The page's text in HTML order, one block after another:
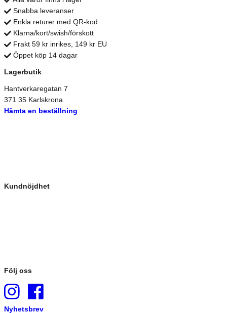
Snabba leveranser
Enkla returer med QR-kod
Klarna/kort/swish/förskott
Frakt 59 kr inrikes, 149 kr EU
Öppet köp 14 dagar
Lagerbutik
Hantverkaregatan 7
371 35 Karlskrona
Hämta en beställning
Kundnöjdhet
Följ oss
Nyhetsbrev